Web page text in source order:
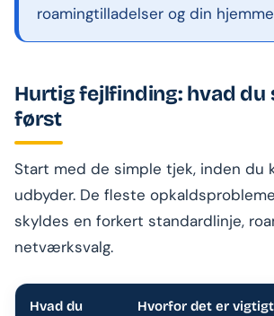
roamingtilladelser og din
Hurtig fejlfinding: hvad du
først
Start med de simple tjek, inden du
udbyder. De fleste
skyldes en forkert standardlinje,
netværksvalg.
Hvad du
Hvorfor det er vigtigt